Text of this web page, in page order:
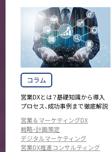
コラム
営業DXとは？基礎知識から導入
プロセス、成功事例まで徹底解説
営業＆マーケティングDX
戦略・計画策定
デジタルマーケティング
営業DX推進コンサルティング